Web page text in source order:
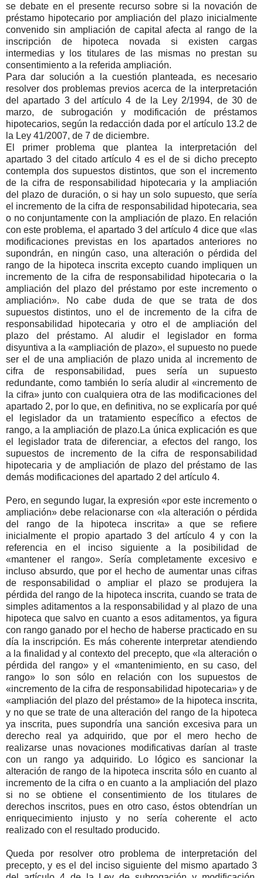
se debate en el presente recurso sobre si la novación de
préstamo hipotecario por ampliación del plazo inicialmente
convenido sin ampliación de capital afecta al rango de la
inscripción de hipoteca novada si existen cargas
intermedias y los titulares de las mismas no prestan su
consentimiento a la referida ampliación.
Para dar solución a la cuestión planteada, es necesario
resolver dos problemas previos acerca de la interpretación
del apartado 3 del artículo 4 de la Ley 2/1994, de 30 de
marzo, de subrogación y modificación de préstamos
hipotecarios, según la redacción dada por el artículo 13.2 de
la Ley 41/2007, de 7 de diciembre.
El primer problema que plantea la interpretación del
apartado 3 del citado artículo 4 es el de si dicho precepto
contempla dos supuestos distintos, que son el incremento
de la cifra de responsabilidad hipotecaria y la ampliación
del plazo de duración, o si hay un solo supuesto, que sería
el incremento de la cifra de responsabilidad hipotecaria, sea
o no conjuntamente con la ampliación de plazo. En relación
con este problema, el apartado 3 del artículo 4 dice que «las
modificaciones previstas en los apartados anteriores no
supondrán, en ningún caso, una alteración o pérdida del
rango de la hipoteca inscrita excepto cuando impliquen un
incremento de la cifra de responsabilidad hipotecaria o la
ampliación del plazo del préstamo por este incremento o
ampliación». No cabe duda de que se trata de dos
supuestos distintos, uno el de incremento de la cifra de
responsabilidad hipotecaria y otro el de ampliación del
plazo del préstamo. Al aludir el legislador en forma
disyuntiva a la «ampliación de plazo», el supuesto no puede
ser el de una ampliación de plazo unida al incremento de
cifra de responsabilidad, pues sería un supuesto
redundante, como también lo sería aludir al «incremento de
la cifra» junto con cualquiera otra de las modificaciones del
apartado 2, por lo que, en definitiva, no se explicaría por qué
el legislador da un tratamiento específico a efectos de
rango, a la ampliación de plazo.La única explicación es que
el legislador trata de diferenciar, a efectos del rango, los
supuestos de incremento de la cifra de responsabilidad
hipotecaria y de ampliación de plazo del préstamo de las
demás modificaciones del apartado 2 del artículo 4.
Pero, en segundo lugar, la expresión «por este incremento o
ampliación» debe relacionarse con «la alteración o pérdida
del rango de la hipoteca inscrita» a que se refiere
inicialmente el propio apartado 3 del artículo 4 y con la
referencia en el inciso siguiente a la posibilidad de
«mantener el rango». Sería completamente excesivo e
incluso absurdo, que por el hecho de aumentar unas cifras
de responsabilidad o ampliar el plazo se produjera la
pérdida del rango de la hipoteca inscrita, cuando se trata de
simples aditamentos a la responsabilidad y al plazo de una
hipoteca que salvo en cuanto a esos aditamentos, ya figura
con rango ganado por el hecho de haberse practicado en su
día la inscripción. Es más coherente interpretar atendiendo
a la finalidad y al contexto del precepto, que «la alteración o
pérdida del rango» y el «mantenimiento, en su caso, del
rango» lo son sólo en relación con los supuestos de
«incremento de la cifra de responsabilidad hipotecaria» y de
«ampliación del plazo del préstamo» de la hipoteca inscrita,
y no que se trate de una alteración del rango de la hipoteca
ya inscrita, pues supondría una sanción excesiva para un
derecho real ya adquirido, que por el mero hecho de
realizarse unas novaciones modificativas darían al traste
con un rango ya adquirido. Lo lógico es sancionar la
alteración de rango de la hipoteca inscrita sólo en cuanto al
incremento de la cifra o en cuanto a la ampliación del plazo
si no se obtiene el consentimiento de los titulares de
derechos inscritos, pues en otro caso, éstos obtendrían un
enriquecimiento injusto y no sería coherente el acto
realizado con el resultado producido.
Queda por resolver otro problema de interpretación del
precepto, y es el del inciso siguiente del mismo apartado 3